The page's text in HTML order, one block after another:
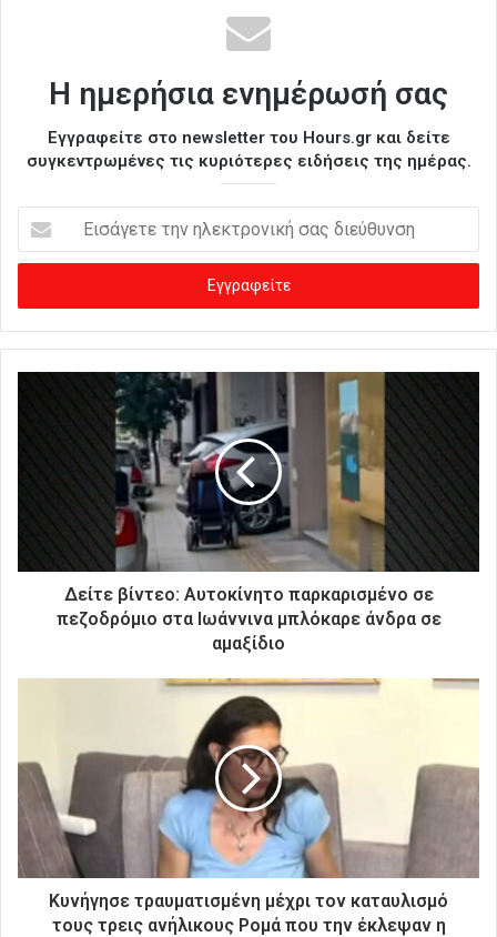
Η ημερήσια ενημέρωσή σας
Εγγραφείτε στο newsletter του Hours.gr και δείτε
συγκεντρωμένες τις κυριότερες ειδήσεις της ημέρας.
σ
γ
ε
δ
ύ
Δείτε βίντεο: Αυτοκίνητο παρκαρισμένο σε
πεζοδρόμιο στα Ιωάννινα μπλόκαρε άνδρα σε
αμαξίδιο
Κυνήγησε τραυματισμένη μέχρι τον καταυλισμό
τους τρεις ανήλικους Ρομά που την έκλεψαν η